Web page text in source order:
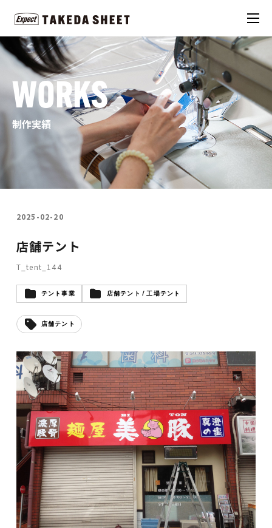
WORKS
制作実績
2025-02-20
店舗テント
T_tent_144
テント事業 店舗テント / 工場テント
店舗テント